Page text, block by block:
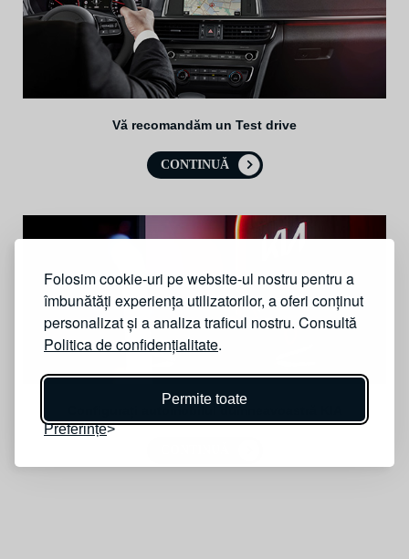
Folosim cookie-uri pe website-ul nostru pentru a
îmbunătăți experiența utilizatorilor, a oferi conținut
personalizat și a analiza traficul nostru. Consultă
Politica de confidențialitate.
Permite toate
Preferințe
Vă recomandăm un Test drive
CONTINUĂ